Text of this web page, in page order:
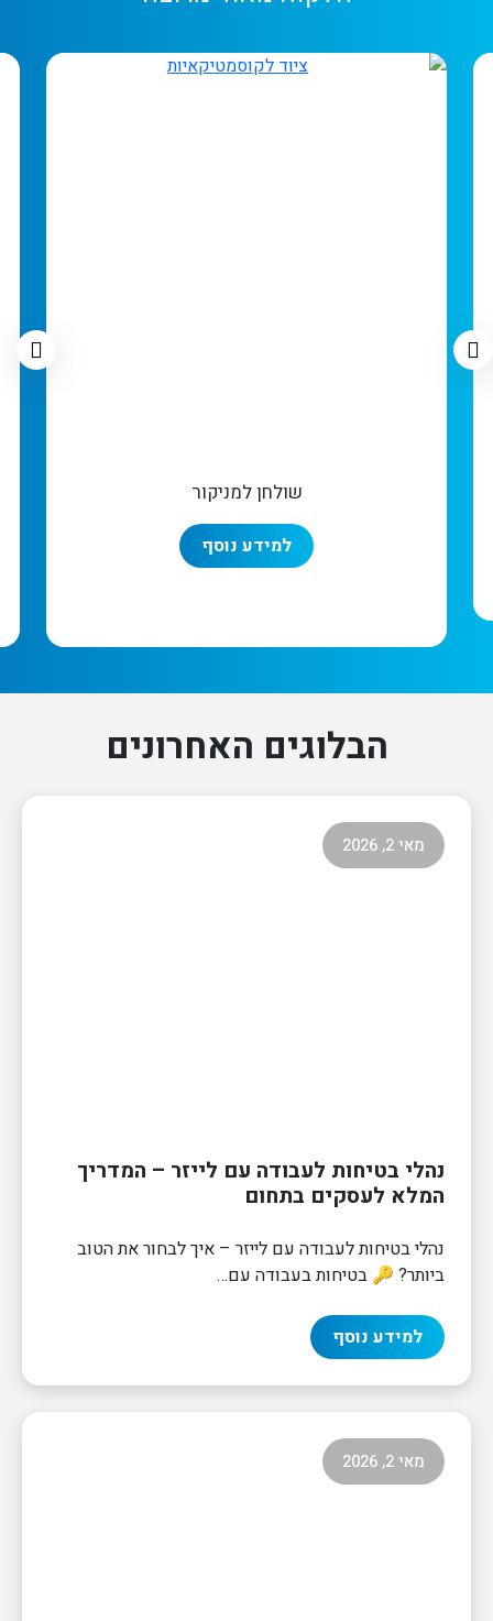
שולחן למניקור
למידע נוסף
הבלוגים האחרונים
מאי 2, 2026
נהלי בטיחות לעבודה עם לייזר – המדריך
המלא לעסקים בתחום
נהלי בטיחות לעבודה עם לייזר – איך לבחור את הטוב
ביותר? 🔑 בטיחות בעבודה עם…
למידע נוסף
מאי 2, 2026